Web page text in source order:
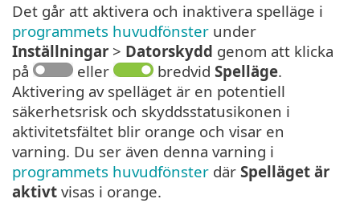
Det går att aktivera och inaktivera spelläge i
programmets huvudfönster under
Inställningar > Datorskydd genom att klicka
på
eller bredvid Spelläge.
Aktivering av spelläget är en potentiell
säkerhetsrisk och skyddsstatusikonen i
aktivitetsfältet blir orange och visar en
varning. Du ser även denna varning i
programmets huvudfönster där Spelläget är
aktivt visas i orange.